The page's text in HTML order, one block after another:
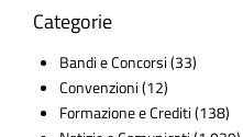
Categorie
Bandi e Concorsi(33)
Convenzioni(12)
Formazione e Crediti(138)